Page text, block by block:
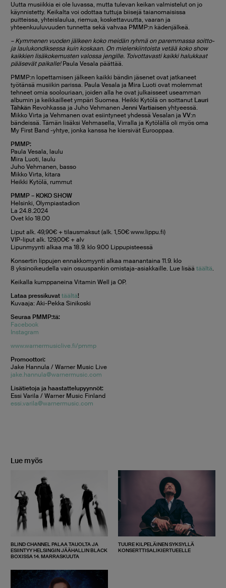
Uutta musiikkia ei ole luvassa, mutta tulevan keikan valmistelut on jo
käynnistetty. Keikalta voi odottaa tuttuja biisejä taianomaisissa
puitteissa, yhteislaulua, riemua, koskettavuutta, vaaran ja
yhteenkuuluvuuden tunnetta sekä vahvaa PMMP:n kädenjälkeä.
– Kymmenen vuoden jälkeen koko meidän ryhmä on paremmassa soitto-
ja laulukondiksessa kuin koskaan. On mielenkiintoista vetää koko show
kaikkien lisäkokemusten valossa jengille. Toivottavasti kaikki halukkaat
pääsevät paikalle!Paula Vesala päättää.
PMMP:n lopettamisen jälkeen kaikki bändin jäsenet ovat jatkaneet
työtänsä musiikin parissa. Paula Vesala ja Mira Luoti ovat molemmat
tehneet omia soolouriaan, joiden alla he ovat julkaisseet useamman
albumin ja keikkailleet ympäri Suomea. Heikki Kytölä on soittanut Lauri
Tähkän Revohkassa ja Juho Vehmanen Jenni Vartiaisenyhtyeessä.
Mikko Virta ja Vehmanen ovat esiintyneet yhdessä Vesalan ja VV:n
bändeissä. Tämän lisäksi Vehmasella, Virralla ja Kytölällä oli myös oma
My First Band -yhtye, jonka kanssa he kiersivät Eurooppaa.
PMMP:
Paula Vesala, laulu
Mira Luoti, laulu
Juho Vehmanen, basso
Mikko Virta, kitara
Heikki Kytölä, rummut
PMMP – KOKO SHOW
Helsinki, Olympiastadion
La 24.8.2024
Ovet klo 18.00
Liput alk. 49,90€ + tilausmaksut (alk. 1,50€ www.lippu.fi)
VIP-liput alk. 129,00€ + alv
Lipunmyynti alkaa ma 18.9. klo 9.00 Lippupisteessä
Konsertin lippujen ennakkomyynti alkaa maanantaina 11.9. klo
8 yksinoikeudella vain osuuspankin omistaja-asiakkaille. Lue lisää täältä.
Keikalla kumppaneina Vitamin Well ja OP.
Lataa pressikuvattäältä!
Kuvaaja: Aki-Pekka Sinikoski
Seuraa PMMP:tä:
Facebook
Instagram
www.warnermusiclive.fi/pmmp
Promoottori:
Jake Hannula / Warner Music Live
jake.hannula@warnermusic.com
Lisätietoja ja haastattelupyynnöt:
Essi Varila / Warner Music Finland
essi.varila@warnermusic.com
Lue myös
BLIND CHANNEL PALAA TAUOLTA JA
ESIINTYY HELSINGIN JÄÄHALLIN BLACK
BOXISSA 14. MARRASKUUTA
TUURE KILPELÄINEN SYKSYLLÄ
KONSERTTISALIKIERTUEELLE